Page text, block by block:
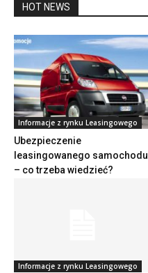
HOT NEWS
Informacje z rynku Leasingowego
Ubezpieczenie
leasingowanego samochodu
– co trzeba wiedzieć?
Informacje z rynku Leasingowego